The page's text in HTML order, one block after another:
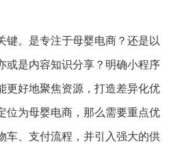
键。是专注于母婴电商？还是以
或是内容知识分享？明确小程序
更好地聚焦资源，打造差异化优
位为母婴电商，那么需要重点优
车、支付流程，并引入强大的供